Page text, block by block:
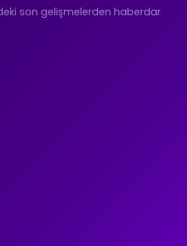
son gelişmelerden haberdar